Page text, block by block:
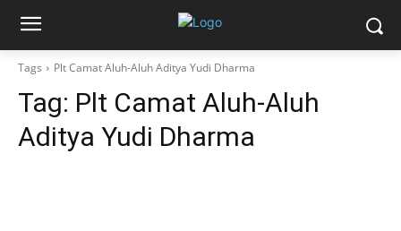
Tags Plt Camat Aluh-Aluh Aditya Yudi Dharma
Tag: Plt Camat Aluh-Aluh
Aditya Yudi Dharma